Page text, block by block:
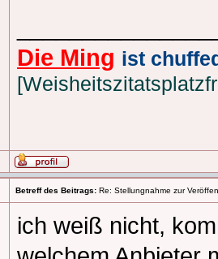
Die Ming ist
Betreff des Beitrags: Re: Stellungnahme zur
ich weiß nicht,